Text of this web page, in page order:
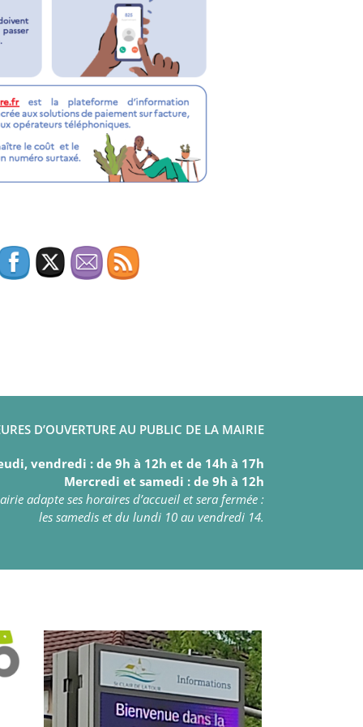
D’OUVERTURE AU PUBLIC DE LA MAIRIE
vendredi : de 9h à 12h et de 14h à 17h
Mercredi et samedi : de 9h à 12h
adapte ses horaires d’accueil et sera fermée :
les samedis et du lundi 10 au vendredi 14.